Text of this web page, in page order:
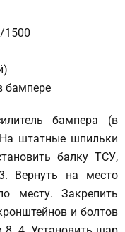
1500
бампере
бампера (в
штатные шпильки
балку ТСУ,
Вернуть на место
месту. Закрепить
и болтов